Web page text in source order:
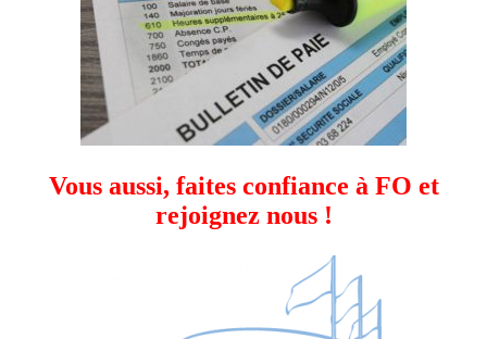
Vous aussi, faites confiance à FO et
rejoignez nous !